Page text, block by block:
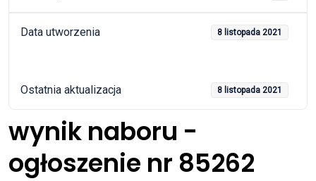
Data utworzenia 8 listopada 2021
Ostatnia aktualizacja 8 listopada 2021
wynik naboru -
ogłoszenie nr 85262